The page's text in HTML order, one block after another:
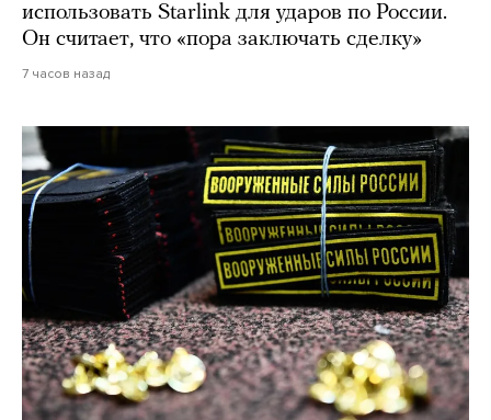
использовать Starlink для ударов по России.
Он считает, что «пора заключать сделку»
7 часов назад